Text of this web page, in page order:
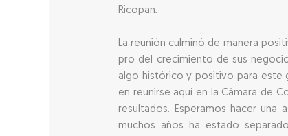
Ricopan.
La reunión culminó de manera
pro del crecimiento de sus
algo histórico y positivo para este
en reunirse aquí en la Cámara de
resultados. Esperamos hacer
muchos años ha estado